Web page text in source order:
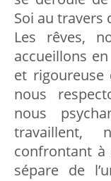
Soi au travers
Les rêves,
accueillons
et rigoureuse
nous
nous
travaillent,
confrontant
sépare de